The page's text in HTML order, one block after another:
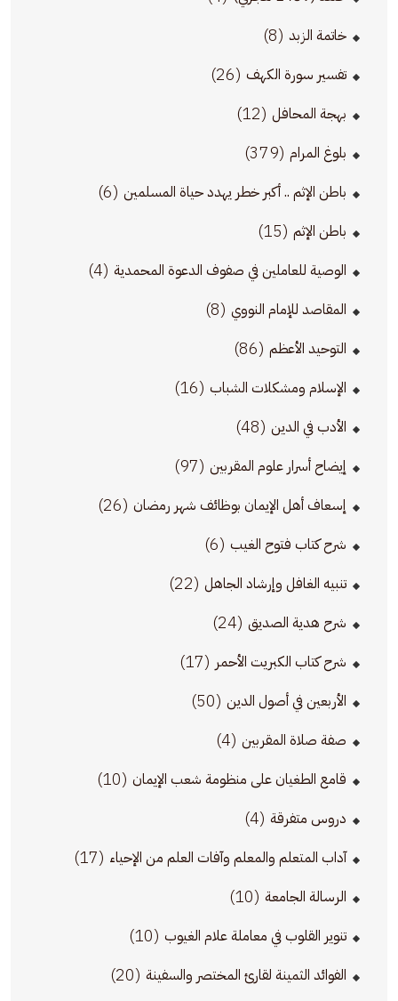
خاتمة الزبد (8)
تفسير سورة الكهف (26)
بهجة المحافل (12)
بلوغ المرام (379)
باطن الإثم .. أكبر خطر يهدد حياة المسلمين (6)
باطن الإثم (15)
الوصية للعاملين في صفوف الدعوة المحمدية (4)
المقاصد للإمام النووي (8)
التوحيد الأعظم (86)
الإسلام ومشكلات الشباب (16)
الأدب في الدين (48)
إيضاح أسرار علوم المقربين (97)
إسعاف أهل الإيمان بوظائف شهر رمضان (26)
شرح كتاب فتوح الغيب (6)
تنبيه الغافل وإرشاد الجاهل (22)
شرح هدية الصديق (24)
شرح كتاب الكبريت الأحمر (17)
الأربعين في أصول الدين (50)
صفة صلاة المقربين (4)
قامع الطغيان على منظومة شعب الإيمان (10)
دروس متفرقة (4)
آداب المتعلم والمعلم وآفات العلم من الإحياء (17)
الرسالة الجامعة (10)
تنوير القلوب في معاملة علام الغيوب (10)
الفوائد الثمينة لقارئ المختصر والسفينة (20)